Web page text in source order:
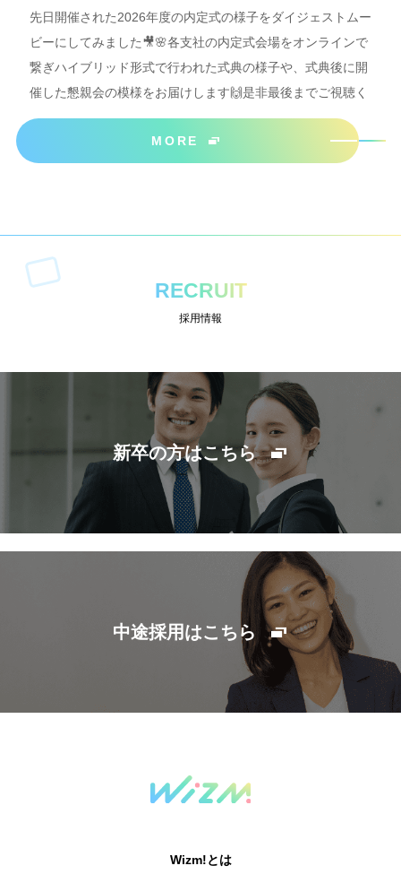
先日開催された2026年度の内定式の様子をダイジェストムー
ビーにしてみました🎥🌸各支社の内定式会場をオンラインで
繋ぎハイブリッド形式で行われた式典の様子や、式典後に開
催した懇親会の模様をお届けします🙌是非最後までご視聴く
ださいね＾＾
MORE
RECRUIT
採用情報
新卒の方はこちら
中途採用はこちら
Wizm!とは